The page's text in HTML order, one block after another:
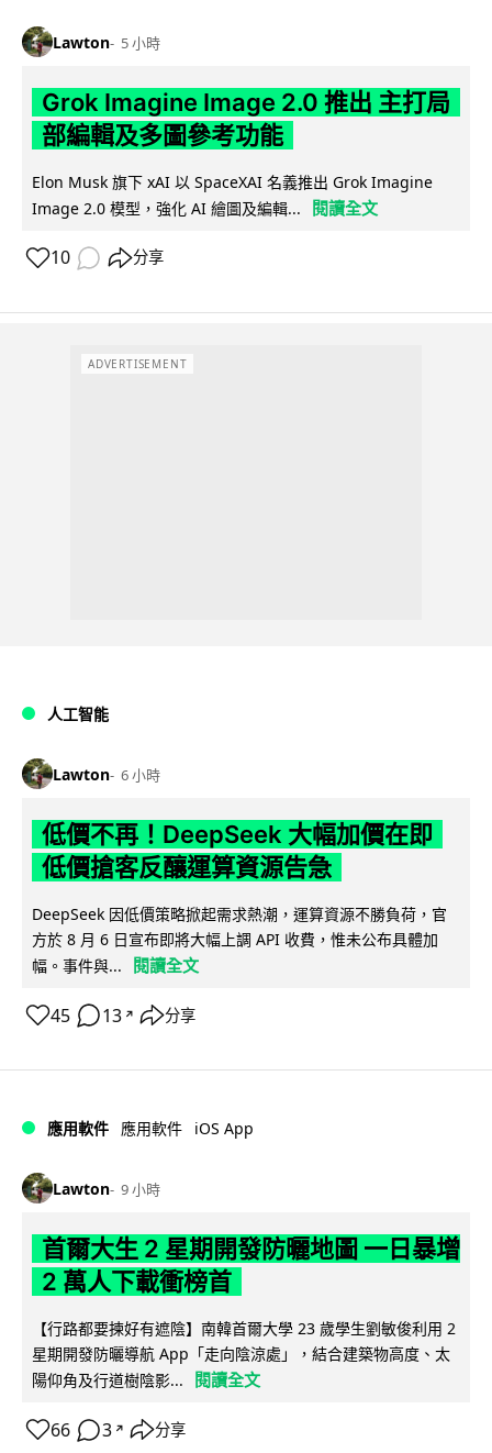
Lawton 5 小時
Grok Imagine Image 2.0 推出 主打局
部編輯及多圖參考功能
Elon Musk 旗下 xAI 以 SpaceXAI 名義推出 Grok Imagine
Image 2.0 模型，強化 AI 繪圖及編輯...
閱讀全文
10 分享
ADVERTISEMENT
人工智能
Lawton 6 小時
低價不再！DeepSeek 大幅加價在即
低價搶客反釀運算資源告急
DeepSeek 因低價策略掀起需求熱潮，運算資源不勝負荷，官
方於 8 月 6 日宣布即將大幅上調 API 收費，惟未公布具體加
幅。事件與...
閱讀全文
45 13 ↗ 分享
應用軟件 應用軟件 iOS App
Lawton 9 小時
首爾大生 2 星期開發防曬地圖 一日暴增
2 萬人下載衝榜首
【行路都要揀好有遮陰】南韓首爾大學 23 歲學生劉敏俊利用 2
星期開發防曬導航 App「走向陰涼處」，結合建築物高度、太
陽仰角及行道樹陰影...
閱讀全文
66 3 ↗ 分享